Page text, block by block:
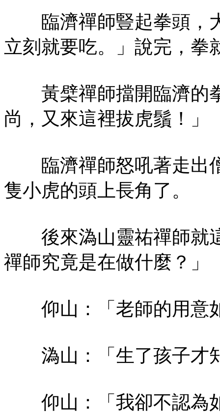
臨濟禪師豎起拳頭，
立刻就要吃。」說完，拳
黃檗禪師擋開臨濟的
尚，又來這裡拔虎鬚！」
臨濟禪師怒吼著走出
隻小虎的頭上長角了。
後來溈山靈祐禪師就
禪師究竟是在做什麼？」
仰山：「老師的用意
溈山：「生了孩子才
仰山：「我卻不認為